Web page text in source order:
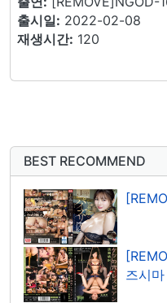
출시일: 2022-02-08
재생시간: 120
BEST RECOMMEND
즈시